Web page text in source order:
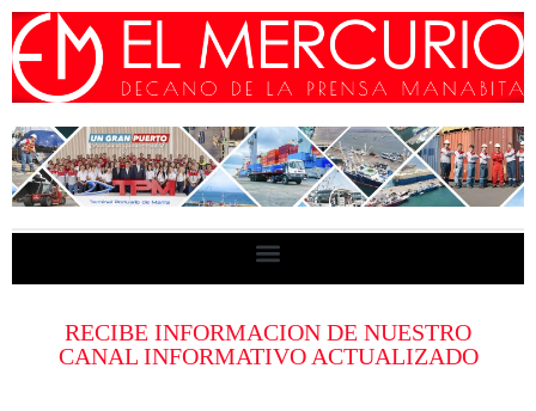
RECIBE INFORMACION DE NUESTRO
CANAL INFORMATIVO ACTUALIZADO